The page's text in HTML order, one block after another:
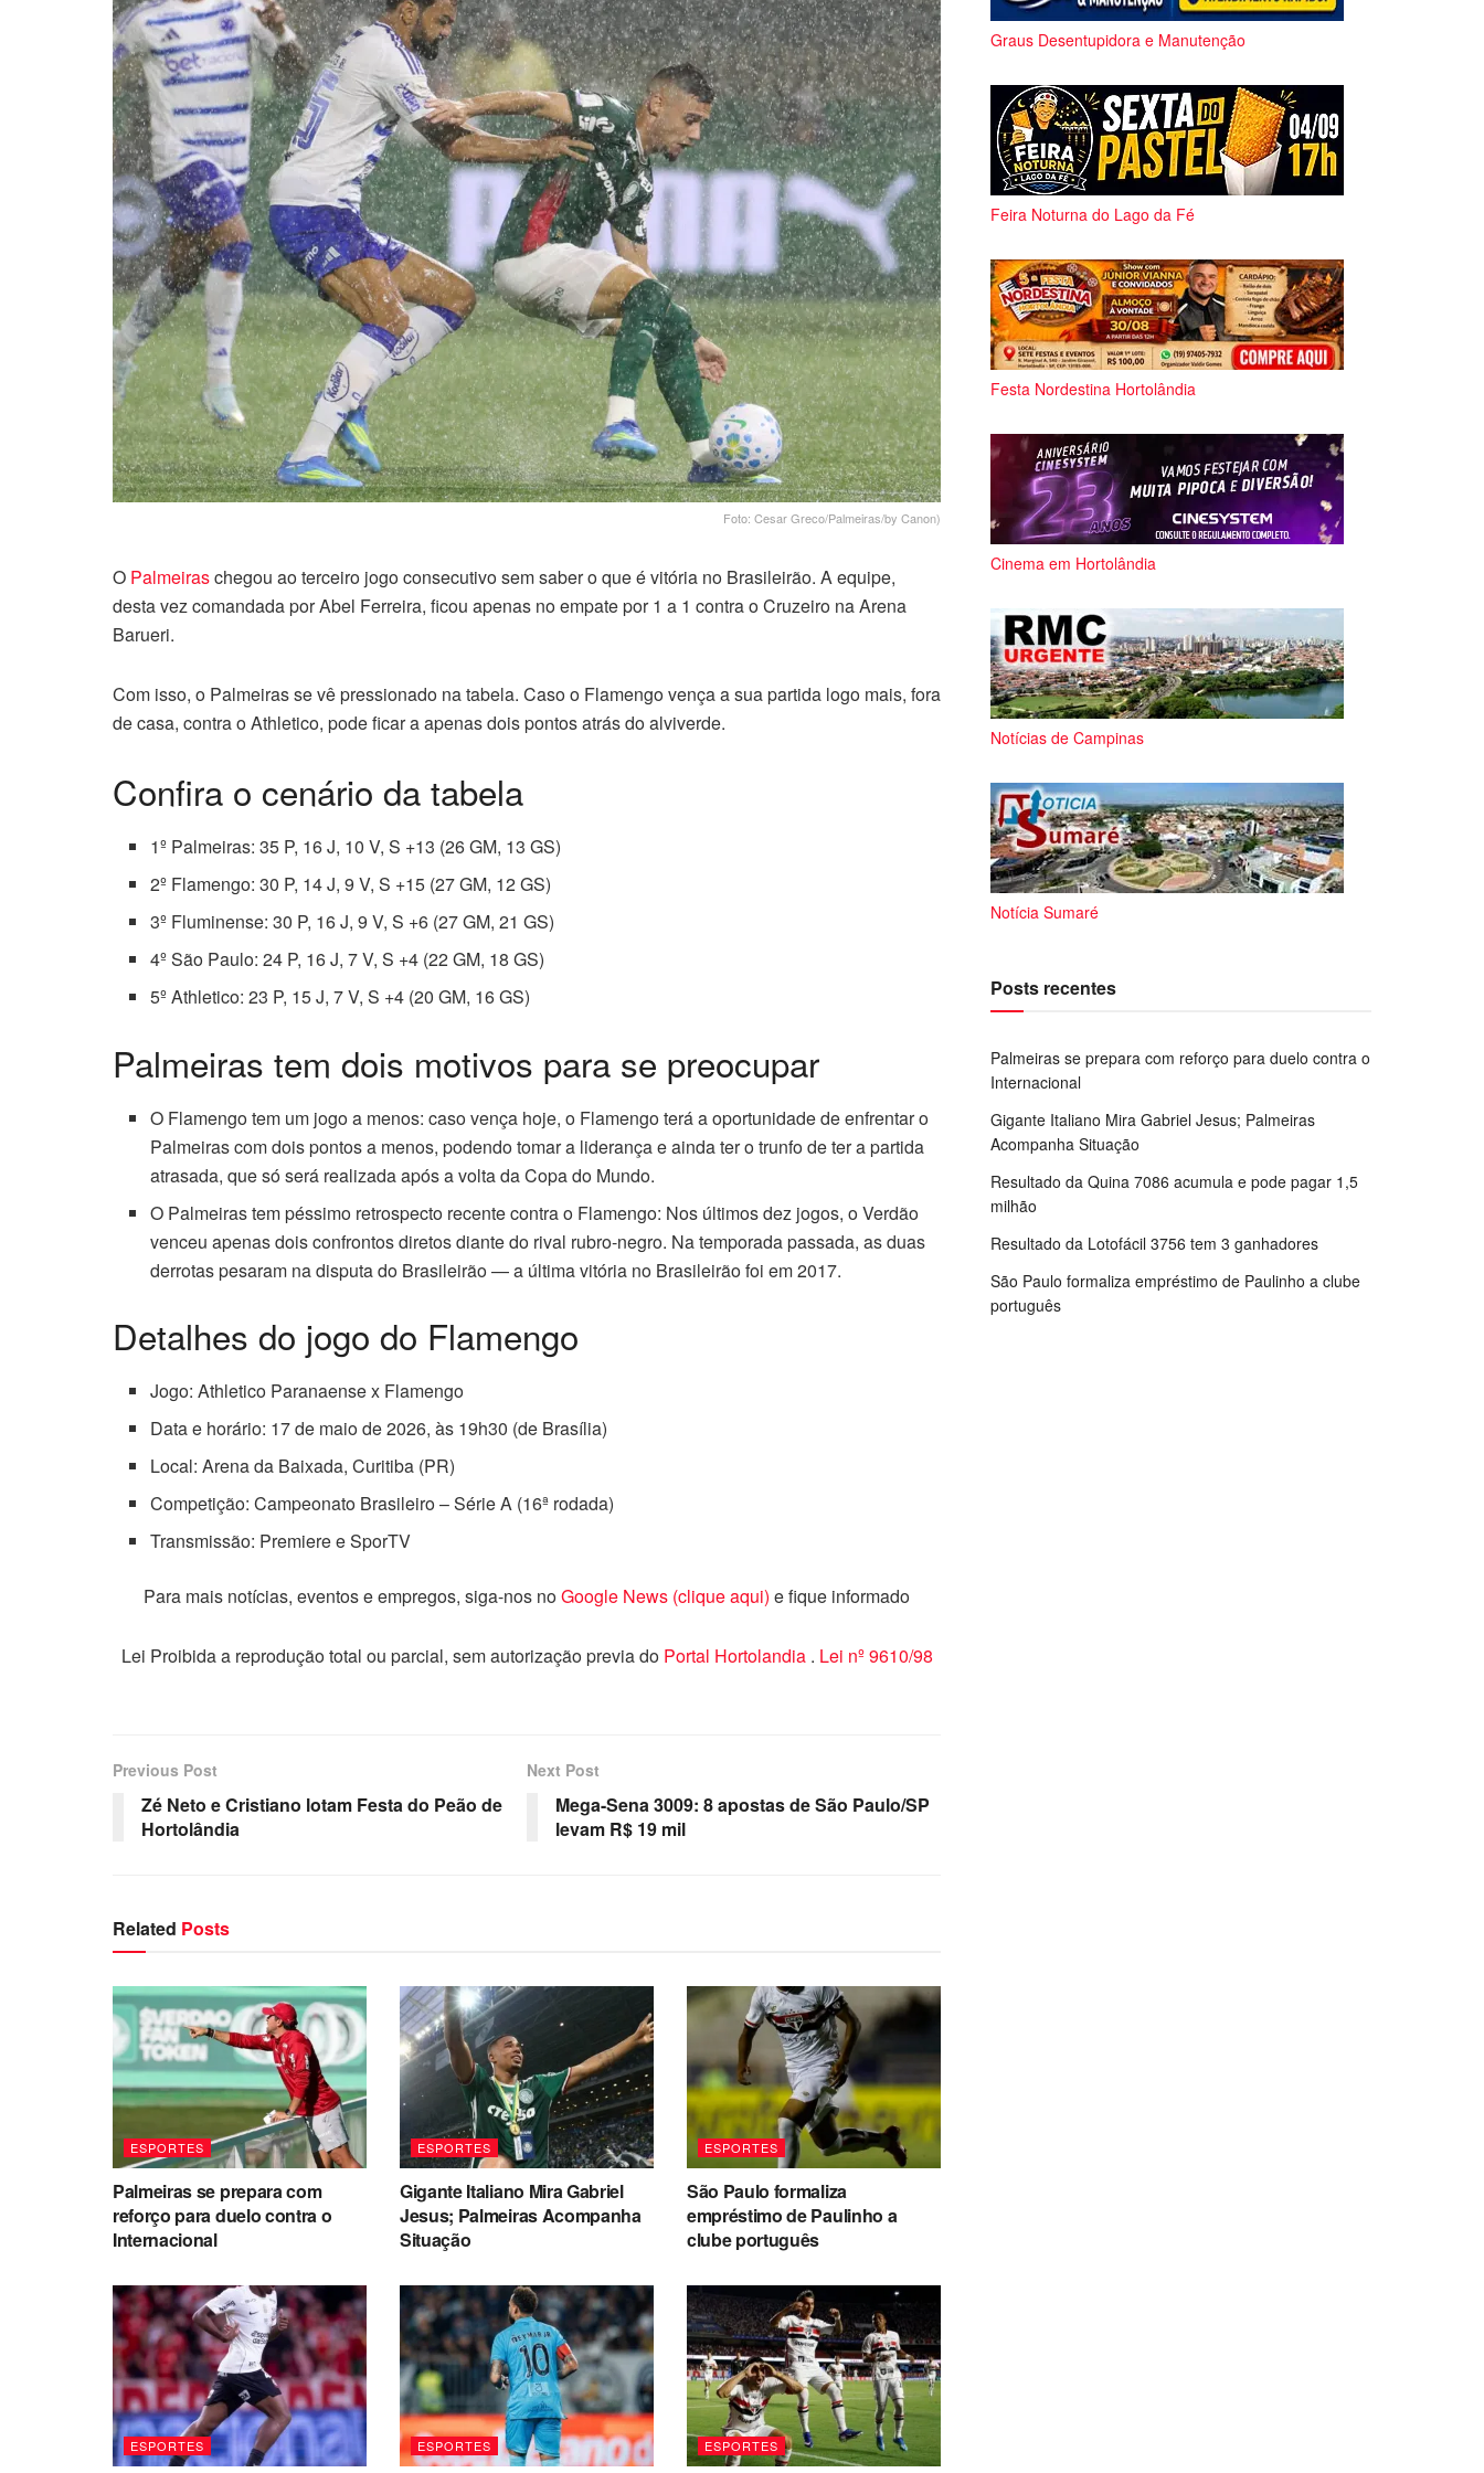
Foto: Cesar Greco/Palmeiras/by Canon)
O Palmeiraschegou ao terceiro jogo consecutivo sem saber o que é vitória no Brasileirão. A equipe,
desta vez comandada por Abel Ferreira, ficou apenas no empate por 1 a 1 contra o Cruzeiro na Arena
Barueri.
Com isso, o Palmeiras se vê pressionado na tabela. Caso o Flamengo vença a sua partida logo mais, fora
de casa, contra o Athletico, pode ficar a apenas dois pontos atrás do alviverde.
Confira o cenário da tabela
1º Palmeiras: 35 P, 16 J, 10 V, S +13 (26 GM, 13 GS)
2º Flamengo: 30 P, 14 J, 9 V, S +15 (27 GM, 12 GS)
3º Fluminense: 30 P, 16 J, 9 V, S +6 (27 GM, 21 GS)
4º São Paulo: 24 P, 16 J, 7 V, S +4 (22 GM, 18 GS)
5º Athletico: 23 P, 15 J, 7 V, S +4 (20 GM, 16 GS)
Palmeiras tem dois motivos para se preocupar
O Flamengo tem um jogo a menos: caso vença hoje, o Flamengo terá a oportunidade de enfrentar o
Palmeiras com dois pontos a menos, podendo tomar a liderança e ainda ter o trunfo de ter a partida
atrasada, que só será realizada após a volta da Copa do Mundo.
O Palmeiras tem péssimo retrospecto recente contra o Flamengo: Nos últimos dez jogos, o Verdão
venceu apenas dois confrontos diretos diante do rival rubro-negro. Na temporada passada, as duas
derrotas pesaram na disputa do Brasileirão — a última vitória no Brasileirão foi em 2017.
Detalhes do jogo do Flamengo
Jogo: Athletico Paranaense x Flamengo
Data e horário: 17 de maio de 2026, às 19h30 (de Brasília)
Local: Arena da Baixada, Curitiba (PR)
Competição: Campeonato Brasileiro – Série A (16ª rodada)
Transmissão: Premiere e SporTV
Para mais notícias, eventos e empregos, siga-nos noGoogle News (clique aqui) e fique informado
Lei Proibida a reprodução total ou parcial, sem autorização previa do Portal Hortolandia . Lei nº 9610/98
Previous Post
Zé Neto e Cristiano lotam Festa do Peão de
Hortolândia
Next Post
Mega-Sena 3009: 8 apostas de São Paulo/SP
levam R$ 19 mil
Related Posts
ESPORTES
Palmeiras se prepara com
reforço para duelo contra o
Internacional
ESPORTES
Gigante Italiano Mira Gabriel
Jesus; Palmeiras Acompanha
Situação
ESPORTES
São Paulo formaliza
empréstimo de Paulinho a
clube português
ESPORTES ESPORTES ESPORTES
Graus Desentupidora e Manutenção
Feira Noturna do Lago da Fé
Festa Nordestina Hortolândia
Cinema em Hortolândia
Notícias de Campinas
Notícia Sumaré
Posts recentes
Palmeiras se prepara com reforço para duelo contra o
Internacional
Gigante Italiano Mira Gabriel Jesus; Palmeiras
Acompanha Situação
Resultado da Quina 7086 acumula e pode pagar 1,5
milhão
Resultado da Lotofácil 3756 tem 3 ganhadores
São Paulo formaliza empréstimo de Paulinho a clube
português